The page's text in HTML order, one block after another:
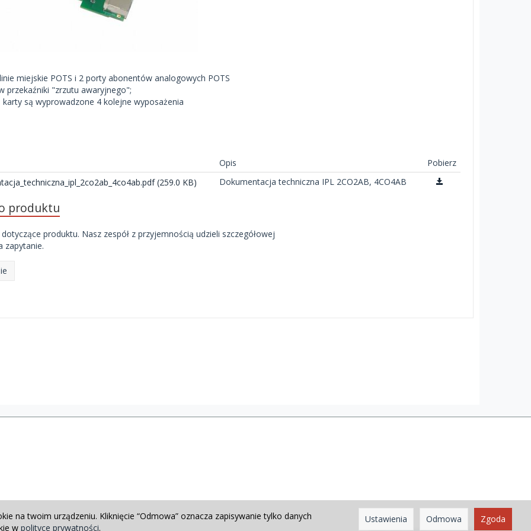
miejskie POTS i 2 porty abonentów analogowych POTS
przekaźniki "zrzutu awaryjnego";
karty są wyprowadzone 4 kolejne wyposażenia
Opis
Pobierz
(259.0 KB)
Dokumentacja techniczna IPL 2CO2AB, 4CO4AB
produktu
produktu. Nasz zespół z przyjemnością udzieli szczegółowej
zapytanie.
na twoim urządzeniu. Kliknięcie “Odmowa” oznacza zapisywanie tylko danych
w polityce prywatności.
Ustawienia Odmowa Zgoda